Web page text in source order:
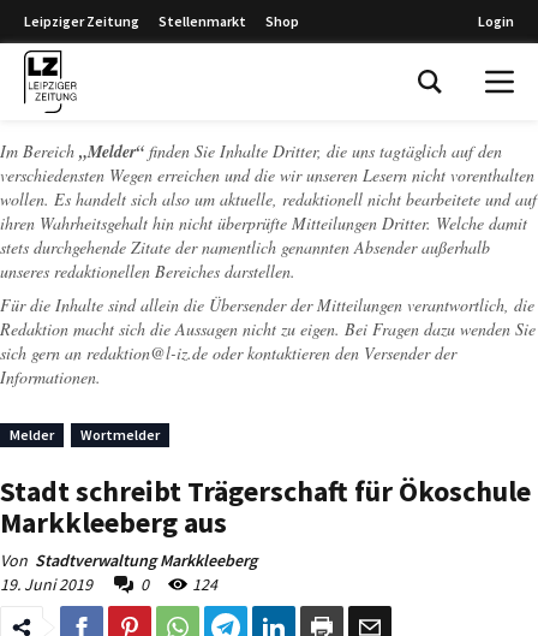
Leipziger Zeitung Stellenmarkt Shop Login
Im Bereich „Melder“ finden Sie Inhalte Dritter, die uns tagtäglich auf den
verschiedensten Wegen erreichen und die wir unseren Lesern nicht vorenthalten
wollen. Es handelt sich also um aktuelle, redaktionell nicht bearbeitete und auf
ihren Wahrheitsgehalt hin nicht überprüfte Mitteilungen Dritter. Welche damit
stets durchgehende Zitate der namentlich genannten Absender außerhalb
unseres redaktionellen Bereiches darstellen.
Für die Inhalte sind allein die Übersender der Mitteilungen verantwortlich, die
Redaktion macht sich die Aussagen nicht zu eigen. Bei Fragen dazu wenden Sie
sich gern an redaktion@l-iz.de oder kontaktieren den Versender der
Informationen.
Melder Wortmelder
Stadt schreibt Trägerschaft für Ökoschule
Markkleeberg aus
Von Stadtverwaltung Markkleeberg
19. Juni 2019
0 124